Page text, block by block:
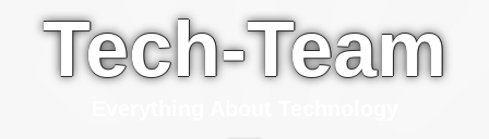
Tech-Team